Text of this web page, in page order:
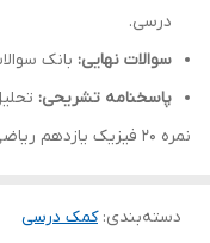
درسی.
سوالات نهایی: بانک
پاسخنامه تشریحی:
نمره ۲۰ فیزیک یازدهم ریاضی با فرمول بیست گاج تضمین شده است.
دسته‌بندی:کمک درسی